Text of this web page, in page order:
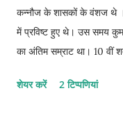
कन्नौज के शासकों के वंशज थे
में प्रविष्ट हुए थे। उस समय
का अंतिम सम्राट था। 10 वीं
बद्रीदत्त पांडे के अनुसार चंद
शेयर करें 2 टिप्पणियां